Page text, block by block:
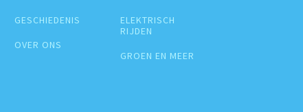
GESCHIEDENIS
OVER ONS
ELEKTRISCH
RIJDEN
GROEN EN MEER